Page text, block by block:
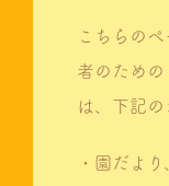
こちらの
者のための
は、下記の
・園だよ